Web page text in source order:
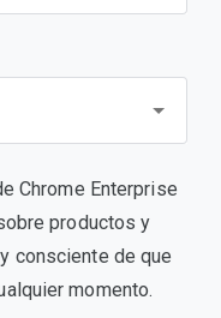
Chrome Enterprise
productos y
consciente de que
momento.